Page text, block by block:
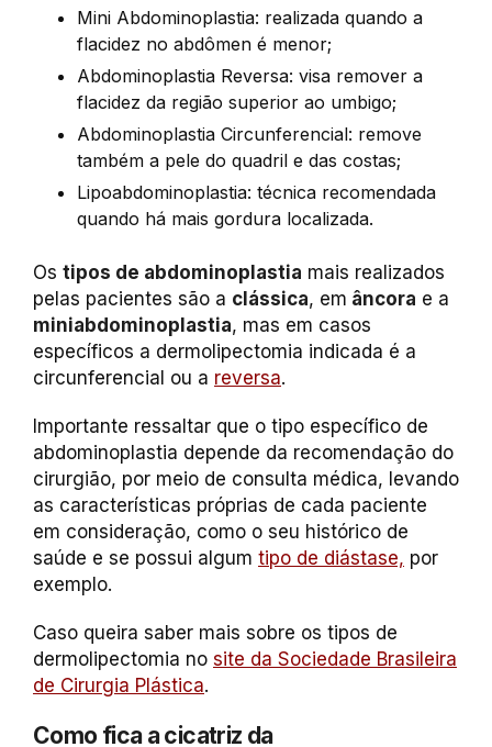
Mini Abdominoplastia: realizada quando a
flacidez no abdômen é menor;
Abdominoplastia Reversa: visa remover a
flacidez da região superior ao umbigo;
Abdominoplastia Circunferencial: remove
também a pele do quadril e das costas;
Lipoabdominoplastia: técnica recomendada
quando há mais gordura localizada.
Os tipos de abdominoplastia mais realizados
pelas pacientes são a clássica, em âncora e a
miniabdominoplastia, mas em casos
específicos a dermolipectomia indicada é a
circunferencial ou a reversa.
Importante ressaltar que o tipo específico de
abdominoplastia depende da recomendação do
cirurgião, por meio de consulta médica, levando
as características próprias de cada paciente
em consideração, como o seu histórico de
saúde e se possui algum tipo de diástase, por
exemplo.
Caso queira saber mais sobre os tipos de
dermolipectomia no site da Sociedade Brasileira
de Cirurgia Plástica.
Como fica a cicatriz da